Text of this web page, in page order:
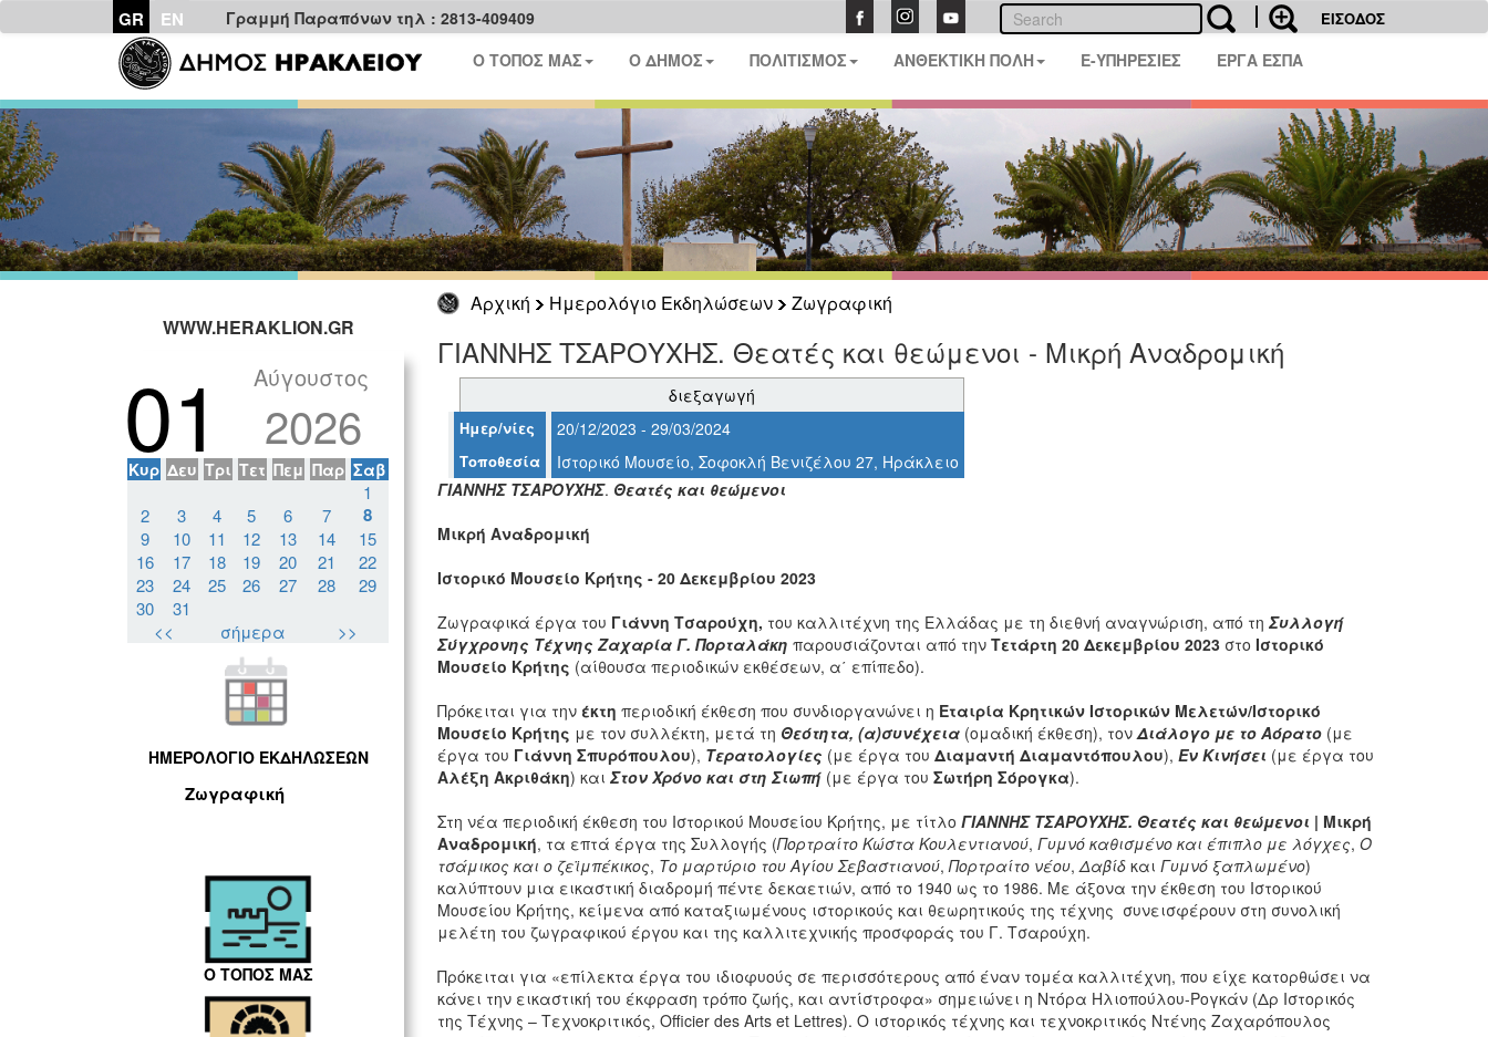
GR EN Γραμμή Παραπόνων τηλ : 2813-409409 ΕΙΣΟΔΟΣ
Ο ΤΟΠΟΣ ΜΑΣ Ο ΔΗΜΟΣ ΠΟΛΙΤΙΣΜΟΣ ΑΝΘΕΚΤΙΚΗ ΠΟΛΗ E-ΥΠΗΡΕΣΙΕΣ ΕΡΓΑ ΕΣΠΑ
Αρχική Ημερολόγιο Εκδηλώσεων
Ζωγραφική
WWW.HERAKLION.GR
01 Αύγουστος
2026
Κυρ Δευ Τρι Τετ Πεμ Παρ Σαβ
1
2
3 4 5 6 7 8
9 10 11 12 13 14
15
16
17 18 19 20 21
22
23
24 25 26 27 28
29
30
31
<<
σήμερα >>
ΗΜΕΡΟΛΟΓΙΟ ΕΚΔΗΛΩΣΕΩΝ
Ζωγραφική
Ο ΤΟΠΟΣ ΜΑΣ
ΓΙΑΝΝΗΣ ΤΣΑΡΟΥΧΗΣ. Θεατές και θεώμενοι - Μικρή Αναδρομική
διεξαγωγή
Ημερ/νίες 20/12/2023 - 29/03/2024
Τοποθεσία
Ιστορικό Μουσείο, Σοφοκλή Βενιζέλου 27, Ηράκλειο
ΓΙΑΝΝΗΣ ΤΣΑΡΟΥΧΗΣ. Θεατές και θεώμενοι
Μικρή Αναδρομική
Ιστορικό Μουσείο Κρήτης - 20 Δεκεμβρίου 2023
Ζωγραφικά έργα του Γιάννη Τσαρούχη, του καλλιτέχνη της Ελλάδας με τη διεθνή αναγνώριση, από τη Συλλογή
Σύγχρονης Τέχνης Ζαχαρία Γ. Πορταλάκη παρουσιάζονται από την Τετάρτη 20 Δεκεμβρίου 2023στο Ιστορικό
Μουσείο Κρήτης (αίθουσα περιοδικών εκθέσεων, α΄ επίπεδο).
Πρόκειται για την έκτη περιοδική έκθεση που συνδιοργανώνει η Εταιρία Κρητικών Ιστορικών Μελετών/Ιστορικό
Μουσείο Κρήτης με τον συλλέκτη, μετά τη Θεότητα, (α)συνέχεια(ομαδική έκθεση), τονΔιάλογο με το Αόρατο(με
έργα του Γιάννη Σπυρόπουλου), Τερατολογίες (με έργα του Διαμαντή Διαμαντόπουλου), Εν Κινήσει (με έργα του
Αλέξη Ακριθάκη) και Στον Χρόνο και στη Σιωπή (με έργα του Σωτήρη Σόρογκα).
Στη νέα περιοδική έκθεση του Ιστορικού Μουσείου Κρήτης, με τίτλο ΓΙΑΝΝΗΣ ΤΣΑΡΟΥΧΗΣ. Θεατές και θεώμενοι | Μικρή
Αναδρομική, τα επτά έργα της Συλλογής (Πορτραίτο Κώστα Κουλεντιανού, Γυμνό καθισμένο και έπιπλο με λόγχες, Ο
τσάμικος και ο ζεϊμπέκικος, Το μαρτύριο του Αγίου Σεβαστιανού,Πορτραίτο νέου,Δαβίδκαι Γυμνό ξαπλωμένο)
καλύπτουν μια εικαστική διαδρομή πέντε δεκαετιών, από το 1940 ως το 1986. Με άξονα την έκθεση του Ιστορικού
Μουσείου Κρήτης, κείμενα από καταξιωμένους ιστορικούς και θεωρητικούς της τέχνης συνεισφέρουν στη συνολική
μελέτη του ζωγραφικού έργου και της καλλιτεχνικής προσφοράς του Γ. Τσαρούχη.
Πρόκειται για «επίλεκτα έργα του ιδιοφυούς σε περισσότερους από έναν τομέα καλλιτέχνη, που είχε κατορθώσει να
κάνει την εικαστική του έκφραση τρόπο ζωής, και αντίστροφα» σημειώνει η Ντόρα Ηλιοπούλου-Ρογκάν (Δρ Ιστορικός
της Τέχνης – Τεχνοκριτικός, Οfficier des Αrts et Lettres). Ο ιστορικός τέχνης και τεχνοκριτικός Ντένης Ζαχαρόπουλος